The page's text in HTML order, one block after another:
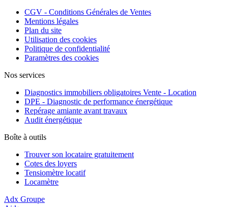
CGV - Conditions Générales de Ventes
Mentions légales
Plan du site
Utilisation des cookies
Politique de confidentialité
Paramètres des cookies
Nos services
Diagnostics immobiliers obligatoires Vente - Location
DPE - Diagnostic de performance énergétique
Repérage amiante avant travaux
Audit énergétique
Boîte à outils
Trouver son locataire gratuitement
Cotes des loyers
Tensiomètre locatif
Locamètre
Adx Groupe